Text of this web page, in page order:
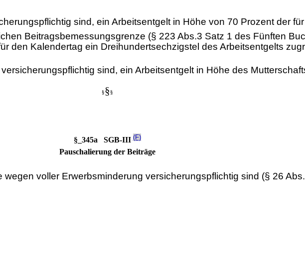
sind, ein Arbeitsentgelt in Höhe von 70 Prozent der
Beitragsbemessungsgrenze (§ 223 Abs.3 Satz 1 des Fünften
den Kalendertag ein Dreihundertsechzigstel des Arbeitsentgelts
sind, ein Arbeitsentgelt in Höhe des
§§ §
§_345a SGB-III(F)
Pauschalierung der Beiträge
voller Erwerbsminderung versicherungspflichtig sind (§ 26